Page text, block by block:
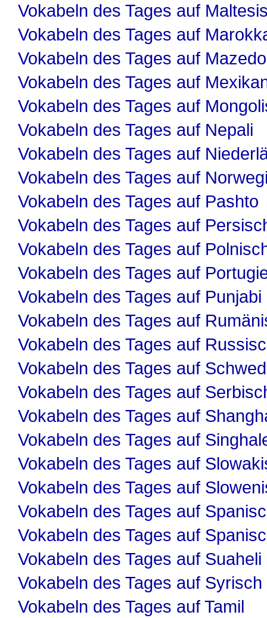
Vokabeln des Tages auf
Vokabeln des Tages auf
Vokabeln des Tages auf
Vokabeln des Tages auf
Vokabeln des Tages auf
Vokabeln des Tages auf Nepali
Vokabeln des Tages auf
Vokabeln des Tages auf
Vokabeln des Tages auf Pashto
Vokabeln des Tages auf
Vokabeln des Tages auf
Vokabeln des Tages auf
Vokabeln des Tages auf Punjabi
Vokabeln des Tages auf
Vokabeln des Tages auf
Vokabeln des Tages auf
Vokabeln des Tages auf
Vokabeln des Tages auf
Vokabeln des Tages auf
Vokabeln des Tages auf
Vokabeln des Tages auf
Vokabeln des Tages auf
Vokabeln des Tages auf
Vokabeln des Tages auf Suaheli
Vokabeln des Tages auf Syrisch
Vokabeln des Tages auf Tamil